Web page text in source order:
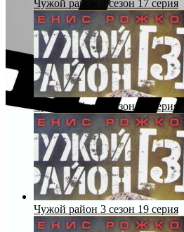
Чужой район 3 сезон 17 серия
Чужой район 3 сезон 18 серия
Чужой район 3 сезон 19 серия